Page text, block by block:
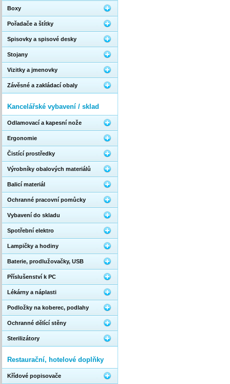
Boxy
Pořadače a štítky
Spisovky a spisové desky
Stojany
Vizitky a jmenovky
Závěsné a zakládací obaly
Kancelářské vybavení / sklad
Odlamovací a kapesní nože
Ergonomie
Čistící prostředky
Výrobníky obalových materiálů
Balicí materiál
Ochranné pracovní pomůcky
Vybavení do skladu
Spotřební elektro
Lampičky a hodiny
Baterie, prodlužovačky, USB
Příslušenství k PC
Lékárny a náplasti
Podložky na koberec, podlahy
Ochranné dělící stěny
Sterilizátory
Restaurační, hotelové doplňky
Křídové popisovače